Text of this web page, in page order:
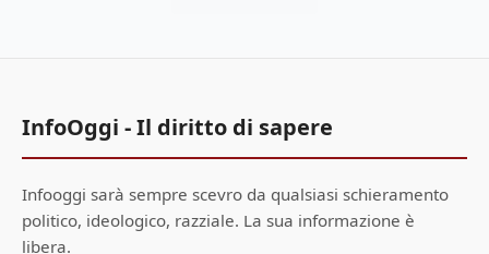
InfoOggi - Il diritto di sapere
Infooggi sarà sempre scevro da qualsiasi schieramento
politico, ideologico, razziale. La sua informazione è
libera.